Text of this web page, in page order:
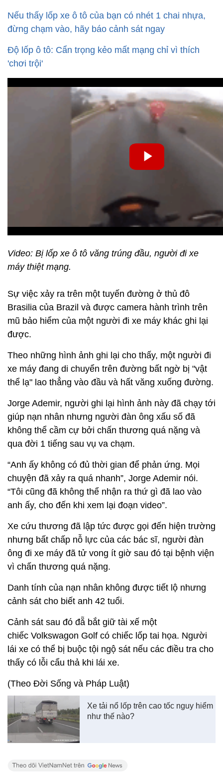
Nếu thấy lốp xe ô tô của bạn có nhét 1 chai nhựa,
đừng chạm vào, hãy báo cảnh sát ngay
Độ lốp ô tô: Cẩn trọng kẻo mất mạng chỉ vì thích
'chơi trội'
Video: Bị lốp xe ô tô văng trúng đầu, người đi xe
máy thiệt mạng.
Sự việc xảy ra trên một tuyến đường ở thủ đô
Brasilia của Brazil và được camera hành trình trên
mũ bảo hiểm của một người đi xe máy khác ghi lại
được.
Theo những hình ảnh ghi lại cho thấy, một người đi
xe máy đang di chuyển trên đường bất ngờ bị "vật
thể lạ" lao thẳng vào đầu và hất văng xuống đường.
Jorge Ademir, người ghi lại hình ảnh này đã chạy tới
giúp nạn nhân nhưng người đàn ông xấu số đã
không thể cầm cự bởi chấn thương quá nặng và
qua đời 1 tiếng sau vụ va chạm.
“Anh ấy không có đủ thời gian để phản ứng. Mọi
chuyện đã xảy ra quá nhanh”, Jorge Ademir nói.
“Tôi cũng đã không thể nhận ra thứ gì đã lao vào
anh ấy, cho đến khi xem lại đoạn video”.
Xe cứu thương đã lập tức được gọi đến hiện trường
nhưng bất chấp nỗ lực của các bác sĩ, người đàn
ông đi xe máy đã tử vong ít giờ sau đó tại bệnh viện
vì chấn thương quá nặng.
Danh tính của nạn nhân không được tiết lộ nhưng
cảnh sát cho biết anh 42 tuổi.
Cảnh sát sau đó đẵ bắt giữ tài xế một
chiếc Volkswagon Golf có chiếc lốp tai họa. Người
lái xe có thể bị buộc tội ngộ sát nếu các điều tra cho
thấy có lỗi cẩu thả khi lái xe.
(Theo Đời Sống và Pháp Luật)
Xe tải nổ lốp trên cao tốc nguy hiểm
như thế nào?